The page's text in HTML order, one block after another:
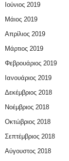
Ιούνιος 2019
Μάιος 2019
Απρίλιος 2019
Μάρτιος 2019
Φεβρουάριος 2019
Ιανουάριος 2019
Δεκέμβριος 2018
Νοέμβριος 2018
Οκτώβριος 2018
Σεπτέμβριος 2018
Αύγουστος 2018